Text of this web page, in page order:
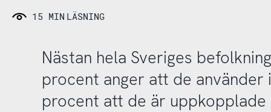
15 MIN LÄSNING
Nästan hela Sveriges
procent anger att de använder
procent att de är uppkopplade